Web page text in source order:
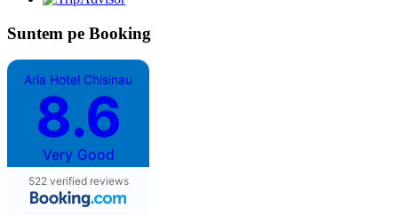
Suntem pe Booking
Aria Hotel Chisinau
8.6
Very Good
522 verified reviews